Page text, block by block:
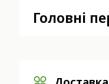
Головні